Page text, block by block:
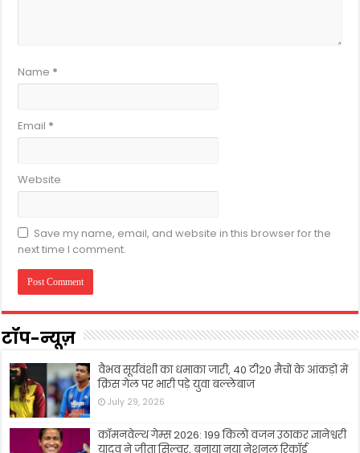
Name *
Email *
Website
Save my name, email, and website in this browser for the
next time I comment.
टॉप-न्यूज़
वैभव सूर्यवंशी का धमाका जारी, 40 टी20 मैचों के आंकड़ों में
क्रिस गेल पर भारी पड़े युवा बल्लेबाज
July 29, 2026
कॉमनवेल्थ गेम्स 2026: 199 किलो वजन उठाकर ज्ञानेश्वरी
यादव ने जीता सिल्वर, बनाया नया नेशनल रिकॉर्ड